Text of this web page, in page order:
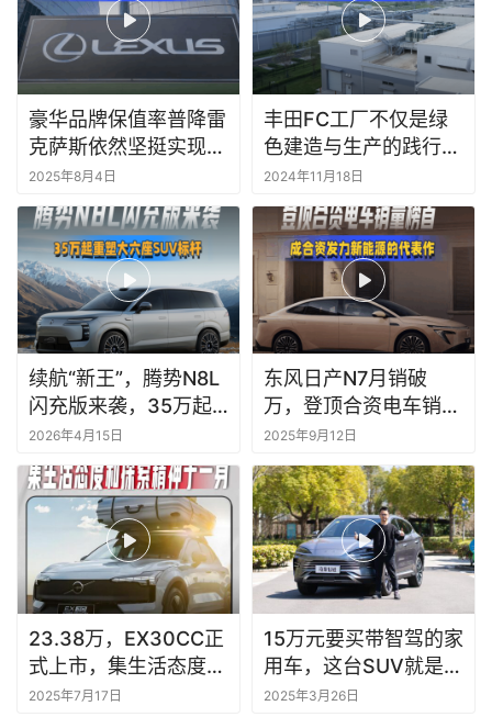
豪华品牌保值率普降雷
克萨斯依然坚挺实现环
比增长！
2025年8月4日
丰田FC工厂不仅是绿
色建造与生产的践行
者，也为氢能产业培养
优秀人才
2024年11月18日
续航“新王”，腾势N8L
闪充版来袭，35万起
重塑大六座SUV标杆
2026年4月15日
东风日产N7月销破
万，登顶合资电车销量
榜首，成合资发力新能
源的代表作
2025年9月12日
23.38万，EX30CC正
式上市，集生活态度和
探索精神于一身
2025年7月17日
15万元要买带智驾的家
用车，这台SUV就是标
准答案
2025年3月26日